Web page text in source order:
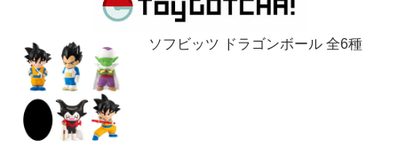
ソフビッツ ドラゴンボール 全6種